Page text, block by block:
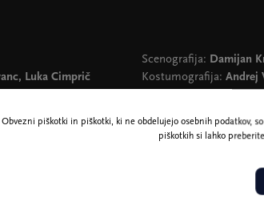
Luka Cimprič
Scenografija: Damijan
Kostumografija: Andrej
Oblikovalec svetlobe:
piškotki in piškotki, ki ne obdelujejo osebnih podatkov,
piškotkih si lahko